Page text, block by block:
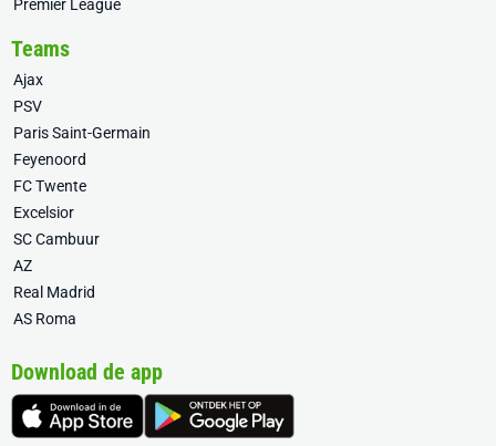
Premier League
Teams
Ajax
PSV
Paris Saint-Germain
Feyenoord
FC Twente
Excelsior
SC Cambuur
AZ
Real Madrid
AS Roma
Download de app